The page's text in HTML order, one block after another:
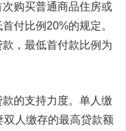
购买普通商品住房或
付比例20%的规定。
，最低首付款比例为
的支持力度。单人缴
人缴存的最高贷款额